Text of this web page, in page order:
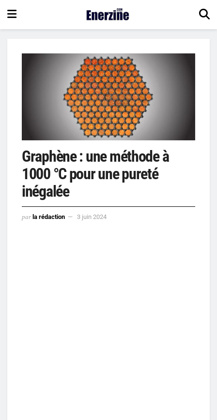
Graphène : une méthode à
1000 °C pour une pureté
inégalée
par la rédaction 3 juin 2024